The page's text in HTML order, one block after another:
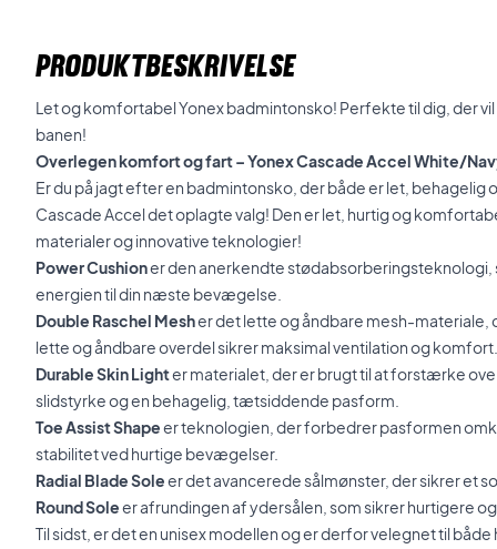
PRODUKTBESKRIVELSE
Let og komfortabel Yonex badmintonsko! Perfekte til dig, der
banen!
Overlegen komfort og fart – Yonex Cascade Accel White/
Er du på jagt efter en badmintonsko, der både er let, behagelig
Cascade Accel det oplagte valg! Den er let, hurtig og
materialer og innovative teknologier!
Power Cushioner den anerkendte
energien til din næste bevægelse.
Double Raschel Mesher det lette og åndbare mesh-materiale,
lette og åndbare overdel sikrer maksimal ventilation og komfort.
Durable Skin Lighter materialet, der er brugt til at forstærke
slidstyrke og en behagelig, tætsiddende pasform.
Toe Assist Shapeer teknologien, der forbedrer pasformen
stabilitet ved hurtige bevægelser.
Radial Blade Soleer det avancerede sålmønster, der sikrer et
Round Soleer afrundingen af ydersålen, som sikrer hurtigere
Til sidst, er det en unisex modellen og er derfor velegnet til